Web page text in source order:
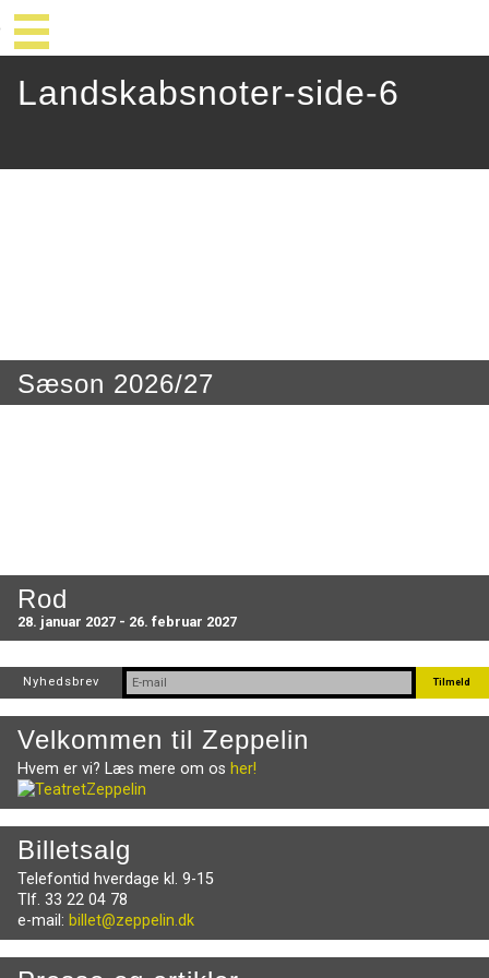
Landskabsnoter-side-6
Sæson 2026/27
Rod
28. januar 2027 - 26. februar 2027
Nyhedsbrev
Velkommen til Zeppelin
Hvem er vi? Læs mere om os her!
Billetsalg
Telefontid hverdage kl. 9-15
Tlf. 33 22 04 78
e-mail: billet@zeppelin.dk